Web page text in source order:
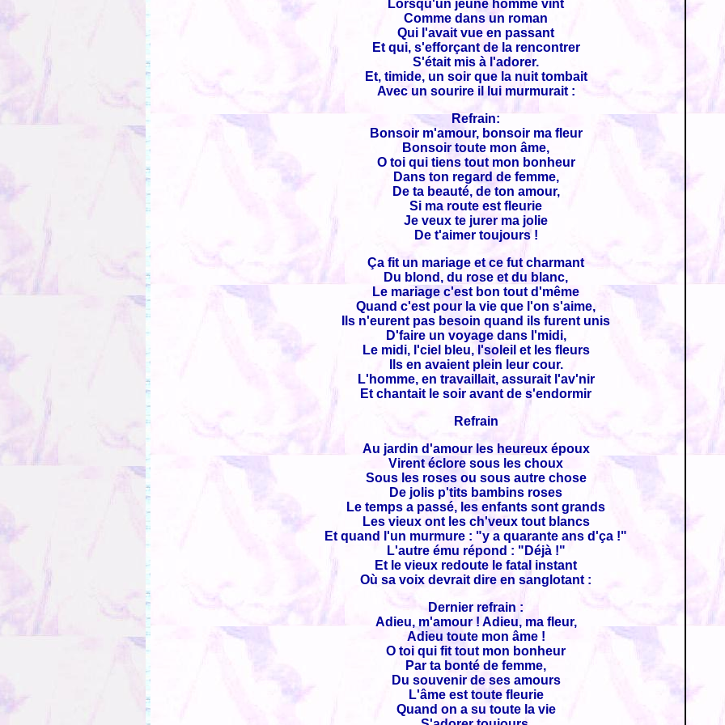
Lorsqu'un jeune homme vint
Comme dans un roman
Qui l'avait vue en passant
Et qui, s'efforçant de la rencontrer
S'était mis à l'adorer.
Et, timide, un soir que la nuit tombait
Avec un sourire il lui murmurait :
Refrain:
Bonsoir m'amour, bonsoir ma fleur
Bonsoir toute mon âme,
O toi qui tiens tout mon bonheur
Dans ton regard de femme,
De ta beauté, de ton amour,
Si ma route est fleurie
Je veux te jurer ma jolie
De t'aimer toujours !
Ça fit un mariage et ce fut charmant
Du blond, du rose et du blanc,
Le mariage c'est bon tout d'même
Quand c'est pour la vie que l'on s'aime,
Ils n'eurent pas besoin quand ils furent unis
D'faire un voyage dans l'midi,
Le midi, l'ciel bleu, l'soleil et les fleurs
Ils en avaient plein leur cour.
L'homme, en travaillait, assurait l'av'nir
Et chantait le soir avant de s'endormir
Refrain
Au jardin d'amour les heureux époux
Virent éclore sous les choux
Sous les roses ou sous autre chose
De jolis p'tits bambins roses
Le temps a passé, les enfants sont grands
Les vieux ont les ch'veux tout blancs
Et quand l'un murmure : "y a quarante ans d'ça !"
L'autre ému répond : "Déjà !"
Et le vieux redoute le fatal instant
Où sa voix devrait dire en sanglotant :
Dernier refrain :
Adieu, m'amour ! Adieu, ma fleur,
Adieu toute mon âme !
O toi qui fit tout mon bonheur
Par ta bonté de femme,
Du souvenir de ses amours
L'âme est toute fleurie
Quand on a su toute la vie